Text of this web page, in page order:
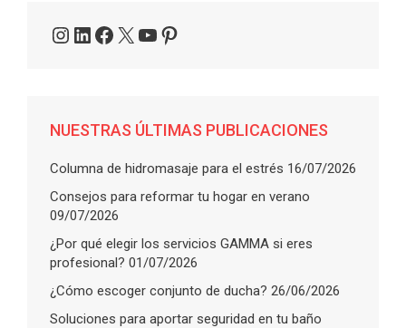
Instagram
LinkedIn
Facebook
X YouTube
Pinterest
NUESTRAS ÚLTIMAS PUBLICACIONES
Columna de hidromasaje para el estrés 16/07/2026
Consejos para reformar tu hogar en verano
09/07/2026
¿Por qué elegir los servicios GAMMA si eres
profesional? 01/07/2026
¿Cómo escoger conjunto de ducha? 26/06/2026
Soluciones para aportar seguridad en tu baño